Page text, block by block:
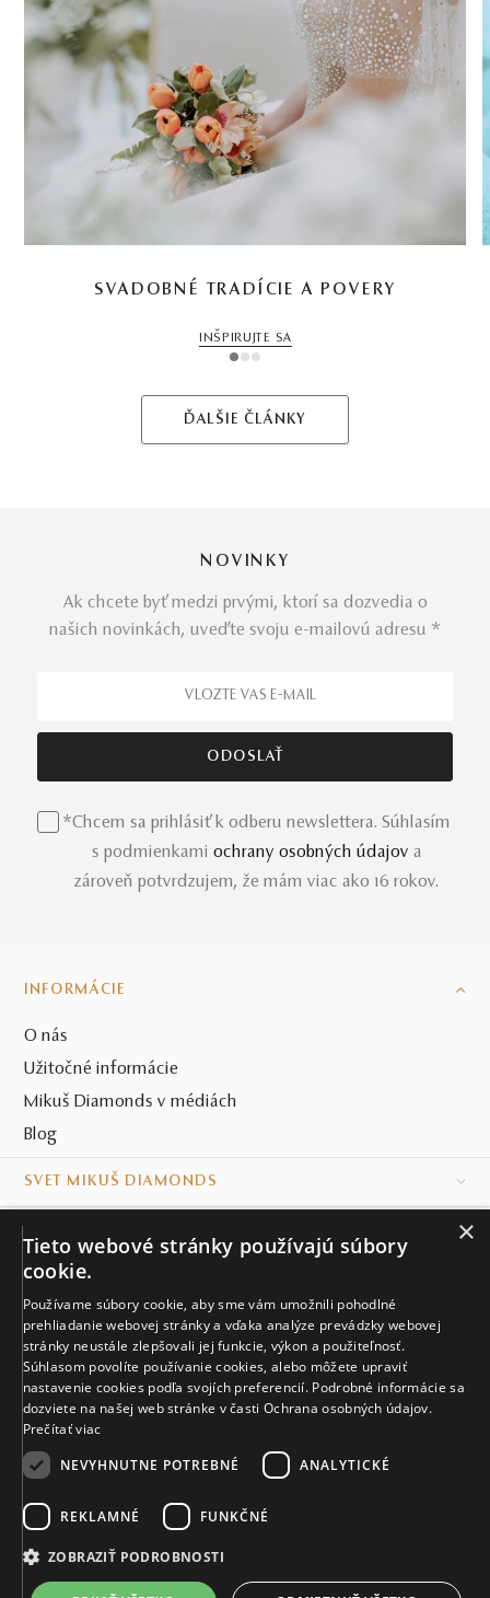
SVADOBNÉ TRADÍCIE A POVERY
INŠPIRUJTE SA
1 2 3
ĎALŠIE ČLÁNKY
NOVINKY
Ak chcete byť medzi prvými, ktorí sa dozvedia o
našich novinkách, uveďte svoju e-mailovú adresu *
*Chcem sa prihlásiť k odberu newslettera. Súhlasím
s podmienkami ochrany osobných údajov a
zároveň potvrdzujem, že mám viac ako 16 rokov.
INFORMÁCIE
O nás
Užitočné informácie
Mikuš Diamonds v médiách
Blog
SVET MIKUŠ DIAMONDS
KONTAKT
Naše klenotníctva
Sídlo spoločnosti
© MIKUŠ DIAMONDS, A.S. 2026. VŠETKY PRÁVA VYHRADENÉ.
×
Tieto webové stránky používajú súbory
cookie.
Používame súbory cookie, aby sme vám umožnili pohodlné
prehliadanie webovej stránky a vďaka analýze prevádzky webovej
stránky neustále zlepšovali jej funkcie, výkon a použiteľnosť.
Súhlasom povolíte používanie cookies, alebo môžete upraviť
nastavenie cookies podľa svojích preferencií. Podrobné informácie sa
dozviete na našej web stránke v časti Ochrana osobných údajov.
Prečítať viac
NEVYHNUTNE POTREBNÉ
ANALYTICKÉ
REKLAMNÉ FUNKČNÉ
ZOBRAZIŤ PODROBNOSTI